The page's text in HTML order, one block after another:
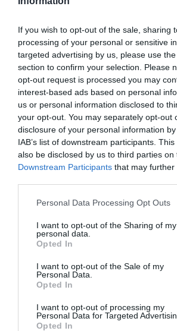
If you wish to opt-out of the sale, sharing
processing of your personal or sensitive
targeted advertising by us, please use
section to confirm your selection. Please
opt-out request is processed you may
interest-based ads based on personal
us or personal information disclosed to
your opt-out. You may separately opt-out
disclosure of your personal information
IAB’s list of downstream participants.
also be disclosed by us to third parties on
Downstream Participants that may
Personal Data Processing Opt Outs
I want to opt-out of the Sharing of my
personal data.
Opted In
I want to opt-out of the Sale of my
Personal Data.
Opted In
I want to opt-out of processing my
Personal Data for Targeted
Opted In
Τοποθεσία:
Gallery Art Prisma, Κουντουριώτου
Gallery Art Prisma
Eισιτήρια:
Είσοδος Ελεύθερη
Πληροφορίες / Κρατήσεις:
www.galleryartprisma.gr
Ακολουθήστε το Culturenow.gr στο
Δείτε όλα τατελευταία νέα
Νέοι Διαγωνισμοί
Tags